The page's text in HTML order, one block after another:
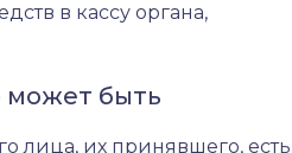
в кассу органа,
может быть
лица, их принявшего, есть